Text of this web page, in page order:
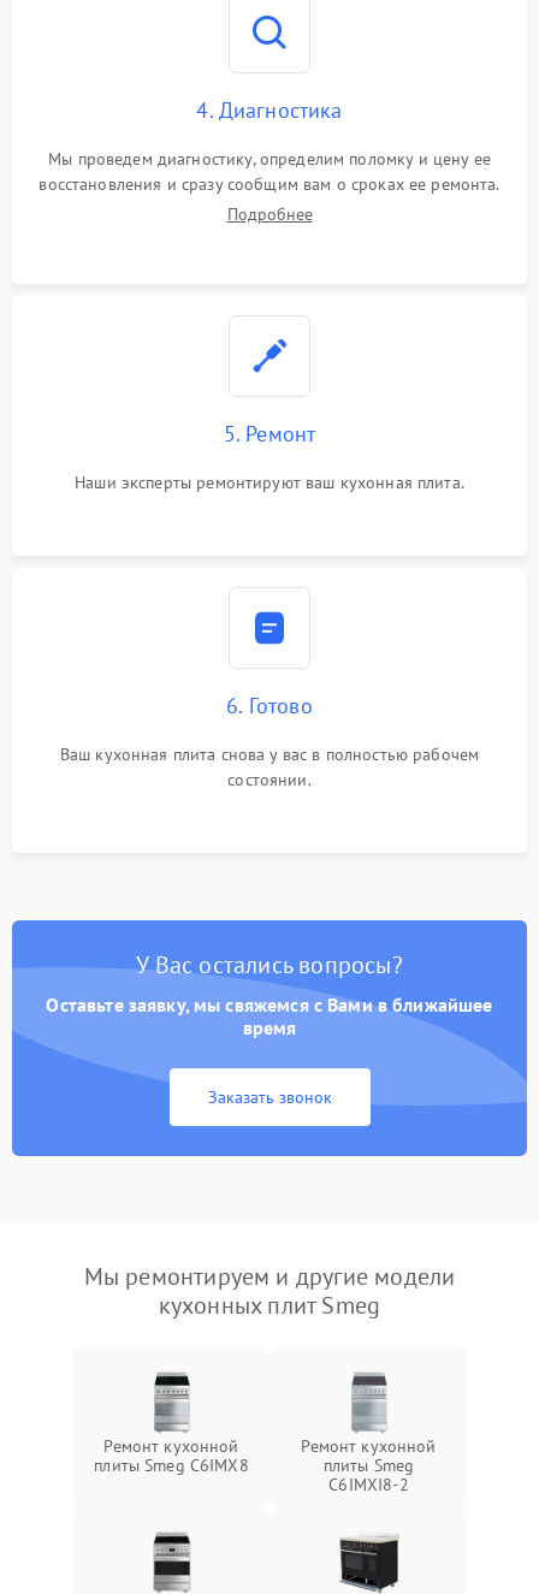
4. Диагностика
Мы проведем диагностику, определим поломку и цену ее
восстановления и сразу сообщим вам о сроках ее ремонта.
Подробнее
5. Ремонт
Наши эксперты ремонтируют ваш кухонная плита.
6. Готово
Ваш кухонная плита снова у вас в полностью рабочем
состоянии.
У Вас остались вопросы?
Оставьте заявку, мы свяжемся с Вами в ближайшее
время
Заказать звонок
Мы ремонтируем и другие модели
кухонных плит Smeg
Ремонт кухонной
плиты Smeg C6IMX8
Ремонт кухонной
плиты Smeg
C6IMXI8-2